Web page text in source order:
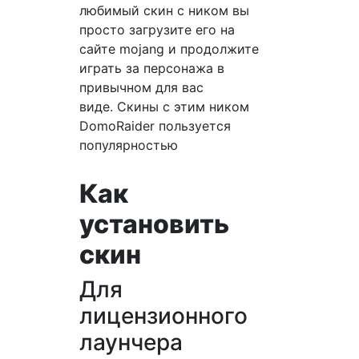
любимый скин с ником вы
просто загрузите его на
сайте mojang и продолжите
играть за персонажа в
привычном для вас
виде. Скины с этим ником
DomoRaider пользуется
популярностью
Как
установить
скин
Для
лицензионного
лаунчера